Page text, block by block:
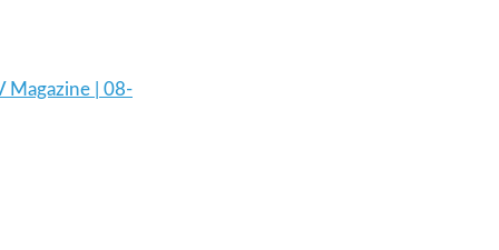
Magazine | 08-